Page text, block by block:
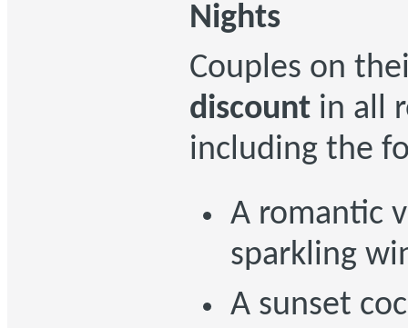
Nights
Couples on
discountin all
including the
A romantic
sparkling
A sunset